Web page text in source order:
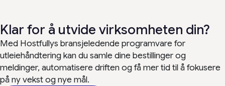
Klar for å utvide virksomheten din?
Med Hostfullys bransjeledende programvare for
utleiehåndtering kan du samle dine bestillinger og
meldinger, automatisere driften og få mer tid til å fokusere
på ny vekst og nye mål.